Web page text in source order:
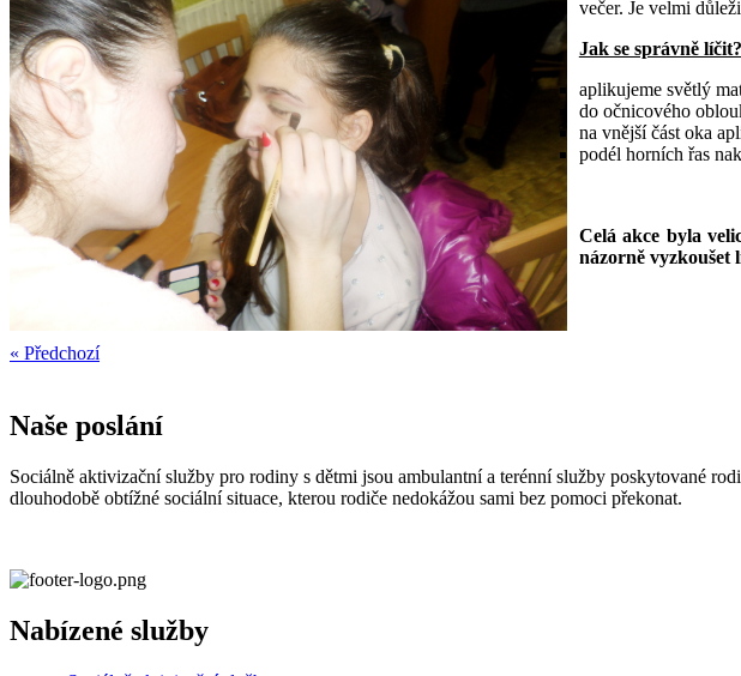
večer. Je velmi
Jak se správně líčit?
aplikujeme světlý
do očnicového
na vnější část oka
podél horních řas
Celá akce byla
názorně vyzkoušet
« Předchozí
Naše poslání
Sociálně aktivizační služby pro rodiny s dětmi jsou ambulantní a terénní služby poskytované
dlouhodobě obtížné sociální situace, kterou rodiče nedokážou sami bez pomoci překonat.
Nabízené služby